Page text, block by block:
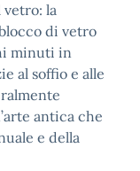
vetro: la
di vetro
minuti in
al soffio e alle
antica che
e della